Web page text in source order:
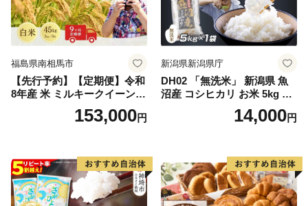
福島県南相馬市
【先行予約】【定期便】令和
8年産 米 ミルキークイーン
白米 45kg (5kg×9回) | ミルキ
ークイーン 米5kg 福島 福島
福島県 南相馬市 cu006-ae
153,000円
新潟県新潟県庁
DH02 「無洗米」 新潟県 魚
沼産 コシヒカリ お米 5kg こ
しひかり 精米 米（お米の美
味しい炊き方ガイド付き）
14,000円